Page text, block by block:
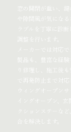
窓の開閉が重い、
や隙間風が気になる
ラブルを丁寧に診
調整を行います。
メーカーでは対応
製品も、豊富な経
り修理し、施工後
で再発防止まで対応
ウィングオープン
イングオープン、
クションステーな
合を解決します。